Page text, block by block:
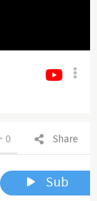
Share
0
Sub